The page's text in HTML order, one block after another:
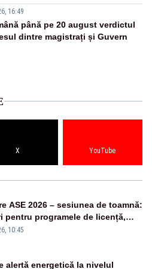
16:49
până pe 20 august verdictul
dintre magistrați și Guvern
X YouTube
ASE 2026 – sesiunea de toamnă:
pentru programele de licență,
și doctorat
10:45
alertă energetică la nivelul